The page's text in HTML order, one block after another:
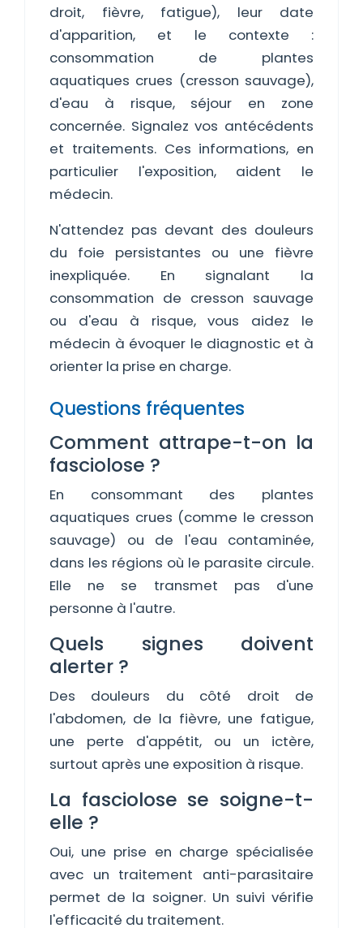
droit, fièvre, fatigue), leur date
d'apparition, et le contexte :
consommation de plantes
aquatiques crues (cresson sauvage),
d'eau à risque, séjour en zone
concernée. Signalez vos antécédents
et traitements. Ces informations, en
particulier l'exposition, aident le
médecin.
N'attendez pas devant des douleurs
du foie persistantes ou une fièvre
inexpliquée. En signalant la
consommation de cresson sauvage
ou d'eau à risque, vous aidez le
médecin à évoquer le diagnostic et à
orienter la prise en charge.
Questions fréquentes
Comment attrape-t-on la
fasciolose ?
En consommant des plantes
aquatiques crues (comme le cresson
sauvage) ou de l'eau contaminée,
dans les régions où le parasite circule.
Elle ne se transmet pas d'une
personne à l'autre.
Quels signes doivent
alerter ?
Des douleurs du côté droit de
l'abdomen, de la fièvre, une fatigue,
une perte d'appétit, ou un ictère,
surtout après une exposition à risque.
La fasciolose se soigne-t-
elle ?
Oui, une prise en charge spécialisée
avec un traitement anti-parasitaire
permet de la soigner. Un suivi vérifie
l'efficacité du traitement.